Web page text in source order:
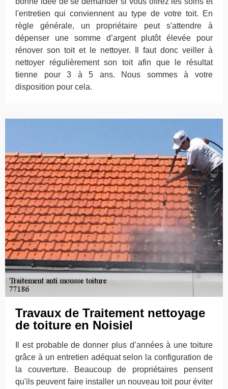
l'entretien qui conviennent au type de votre toit. En
règle générale, un propriétaire peut s'attendre à
dépenser une somme d’argent plutôt élevée pour
rénover son toit et le nettoyer. Il faut donc veiller à
nettoyer régulièrement son toit afin que le résultat
tienne pour 3 à 5 ans. Nous sommes à votre
disposition pour cela.
Travaux de Traitement nettoyage
de toiture en Noisiel
Il est probable de donner plus d’années à une toiture
grâce à un entretien adéquat selon la configuration de
la couverture. Beaucoup de propriétaires pensent
qu'ils peuvent faire installer un nouveau toit pour éviter